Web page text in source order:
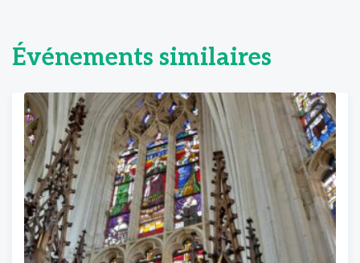
Événements similaires